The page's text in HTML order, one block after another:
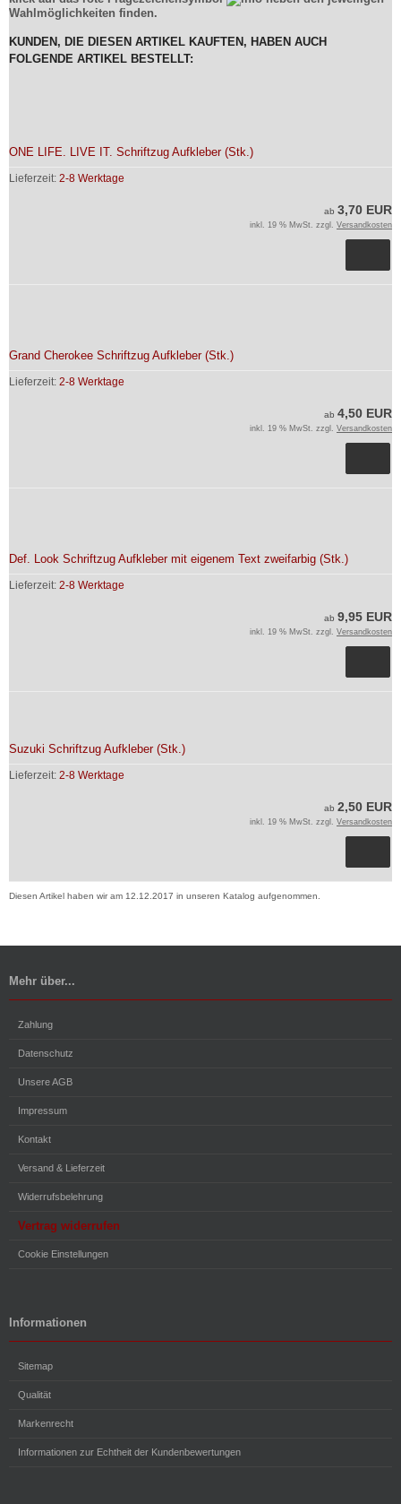
Wahlmöglichkeiten finden.
KUNDEN, DIE DIESEN ARTIKEL KAUFTEN, HABEN AUCH
FOLGENDE ARTIKEL BESTELLT:
ONE LIFE. LIVE IT. Schriftzug Aufkleber (Stk.)
Lieferzeit: 2-8 Werktage
ab 3,70 EUR
inkl. 19 % MwSt. zzgl. Versandkosten
Grand Cherokee Schriftzug Aufkleber (Stk.)
Lieferzeit: 2-8 Werktage
ab 4,50 EUR
inkl. 19 % MwSt. zzgl. Versandkosten
Def. Look Schriftzug Aufkleber mit eigenem Text zweifarbig (Stk.)
Lieferzeit: 2-8 Werktage
ab 9,95 EUR
inkl. 19 % MwSt. zzgl. Versandkosten
Suzuki Schriftzug Aufkleber (Stk.)
Lieferzeit: 2-8 Werktage
ab 2,50 EUR
inkl. 19 % MwSt. zzgl. Versandkosten
Diesen Artikel haben wir am 12.12.2017 in unseren Katalog aufgenommen.
Mehr über...
Zahlung
Datenschutz
Unsere AGB
Impressum
Kontakt
Versand & Lieferzeit
Widerrufsbelehrung
Vertrag widerrufen
Cookie Einstellungen
Informationen
Sitemap
Qualität
Markenrecht
Informationen zur Echtheit der Kundenbewertungen